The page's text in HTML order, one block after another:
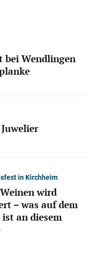
bei Wendlingen
in Kirchheim
wird
– was auf dem
an diesem